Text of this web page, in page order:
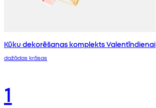
Kūku dekorēšanas komplekts Valentīndienai
dažādas krāsas
1